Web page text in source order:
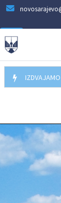
IZDVAJAMO
Počela